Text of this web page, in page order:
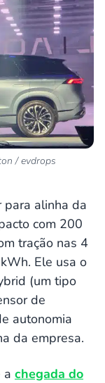
/ evdrops
para alinha da
com 200
tração nas 4
Ele usa o
(um tipo
de
autonomia
da empresa.
a chegada do